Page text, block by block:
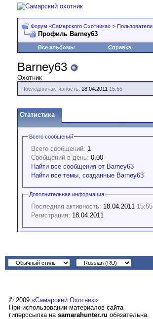
Форум «Самарского Охотника» > Пользователи
Профиль Barney63
Все альбомы Справка
Barney63
Охотник
Последняя активность: 18.04.2011 15:55
Статистика
Всего сообщений
Всего сообщений: 1
Сообщений в день: 0.00
Найти все сообщения от Barney63
Найти все темы, созданные Barney63
Дополнительная информация
Последняя активность: 18.04.2011 15:55
Регистрация: 18.04.2011
© 2009 «Самарский Охотник»
При использовании материалов сайта
гиперссылка на samarahunter.ru обязательна.